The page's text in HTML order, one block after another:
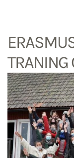
TRANING